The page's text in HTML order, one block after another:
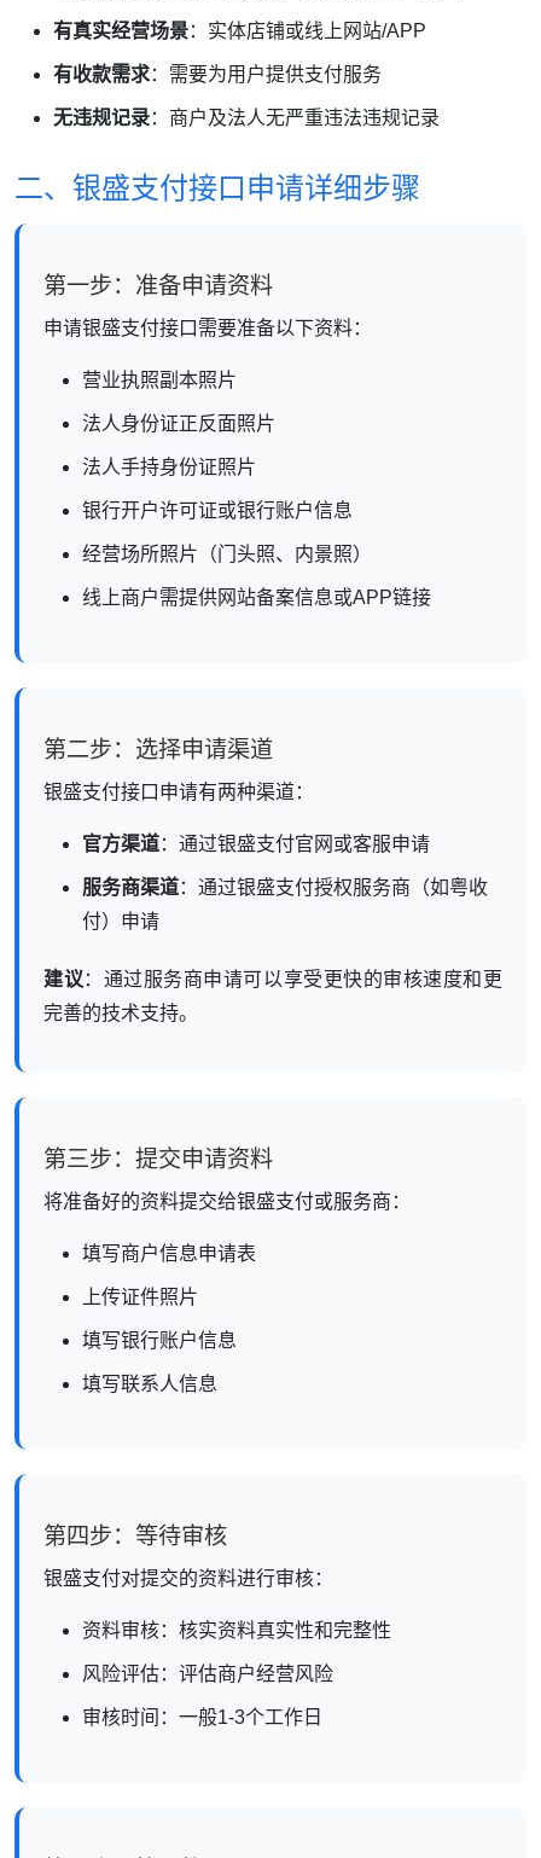
有真实经营场景：实体店铺或线上网站/APP
有收款需求：需要为用户提供支付服务
无违规记录：商户及法人无严重违法违规记录
二、银盛支付接口申请详细步骤
第一步：准备申请资料
申请银盛支付接口需要准备以下资料：
营业执照副本照片
法人身份证正反面照片
法人手持身份证照片
银行开户许可证或银行账户信息
经营场所照片（门头照、内景照）
线上商户需提供网站备案信息或APP链接
第二步：选择申请渠道
银盛支付接口申请有两种渠道：
官方渠道：通过银盛支付官网或客服申请
服务商渠道：通过银盛支付授权服务商（如粤收
付）申请
建议 ：通过服务商申请可以享受更快的审核速度和更
完善的技术支持。
第三步：提交申请资料
将准备好的资料提交给银盛支付或服务商：
填写商户信息申请表
上传证件照片
填写银行账户信息
填写联系人信息
第四步：等待审核
银盛支付对提交的资料进行审核：
资料审核：核实资料真实性和完整性
风险评估：评估商户经营风险
审核时间：一般1-3个工作日